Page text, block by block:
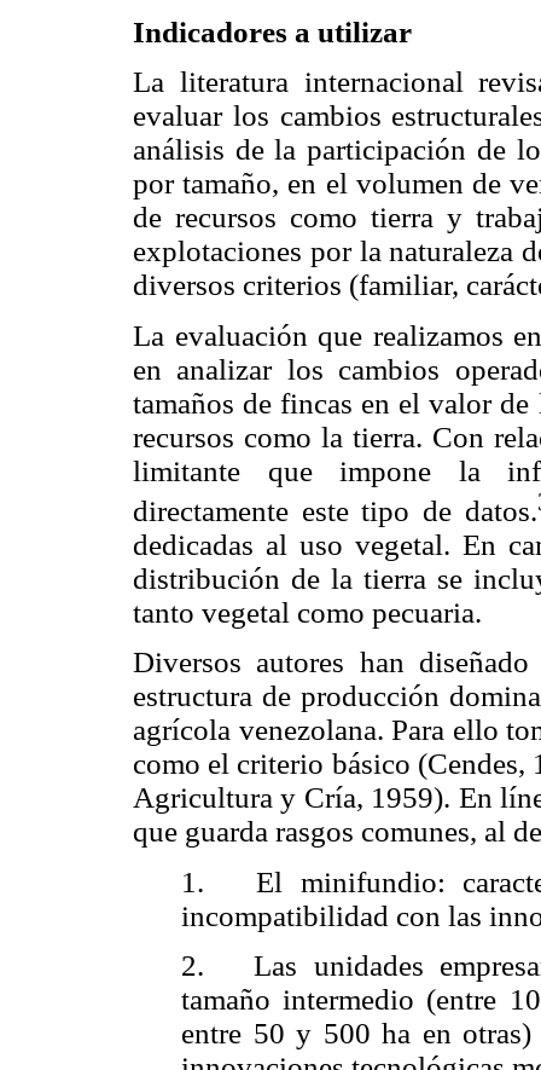
Indicadores a utilizar
La literatura internacional
evaluar los cambios
análisis de la participación de
por tamaño, en el volumen de
de recursos como tierra y
explotaciones por la naturaleza
diversos criterios (familiar,
La evaluación que realizamos
en analizar los cambios
tamaños de fincas en el valor
recursos como la tierra. Con
limitante que impone la
directamente este tipo de datos.
dedicadas al uso vegetal. En
distribución de la tierra se
tanto vegetal como pecuaria.
Diversos autores han
estructura de producción
agrícola venezolana. Para ello
como el criterio básico (Cendes,
Agricultura y Cría, 1959). En
que guarda rasgos comunes, al
1.
El minifundio:
incompatibilidad con las
2.
Las unidades
tamaño intermedio (entre
entre 50 y 500 ha en